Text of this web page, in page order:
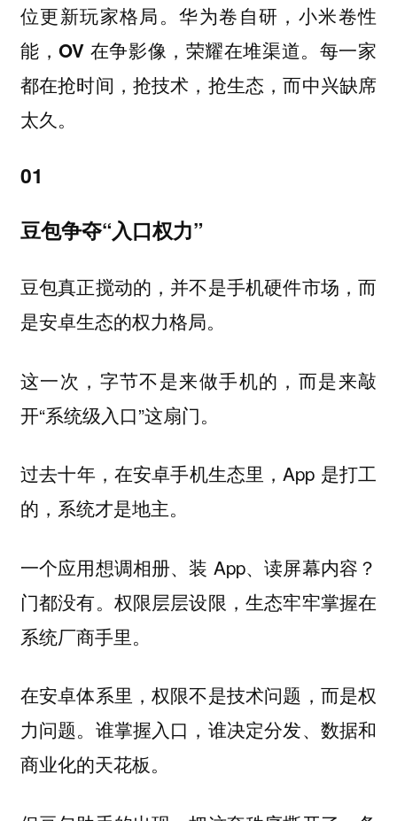
位更新玩家格局。华为卷自研，小米卷性
能，OV 在争影像，荣耀在堆渠道。每一家
都在抢时间，抢技术，抢生态，而中兴缺席
太久。
01
豆包争夺“入口权力”
豆包真正搅动的，并不是手机硬件市场，而
是安卓生态的权力格局。
这一次，字节不是来做手机的，而是来敲
开“系统级入口”这扇门。
过去十年，在安卓手机生态里，App 是打工
的，系统才是地主。
一个应用想调相册、装 App、读屏幕内容？
门都没有。权限层层设限，生态牢牢掌握在
系统厂商手里。
在安卓体系里，权限不是技术问题，而是权
力问题。谁掌握入口，谁决定分发、数据和
商业化的天花板。